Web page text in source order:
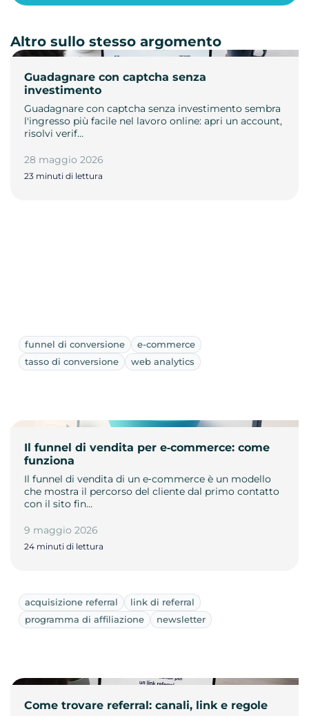
Guadagnare con captcha senza
investimento
Guadagnare con captcha senza investimento sembra
l'ingresso più facile nel lavoro online: apri un account,
risolvi verif…
28 maggio 2026
23 minuti di lettura
Altro sullo stesso argomento
funnel di conversione
e-commerce
tasso di conversione
web analytics
Il funnel di vendita per e‑commerce: come
funziona
Il funnel di vendita di un e‑commerce è un modello
che mostra il percorso del cliente dal primo contatto
con il sito fin…
9 maggio 2026
24 minuti di lettura
acquisizione referral
link di referral
programma di affiliazione
newsletter
Come trovare referral: canali, link e regole